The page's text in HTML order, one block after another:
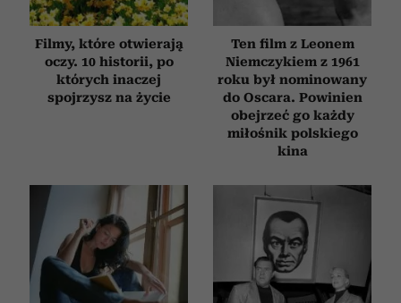
Filmy, które otwierają
oczy. 10 historii, po
których inaczej
spojrzysz na życie
Ten film z Leonem
Niemczykiem z 1961
roku był nominowany
do Oscara. Powinien
obejrzeć go każdy
miłośnik polskiego
kina